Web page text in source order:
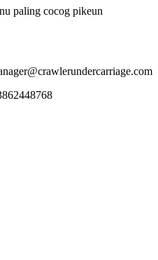
paling cocog pikeun